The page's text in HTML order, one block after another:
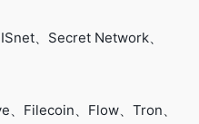
、Secret Network、
、Filecoin、Flow、Tron、